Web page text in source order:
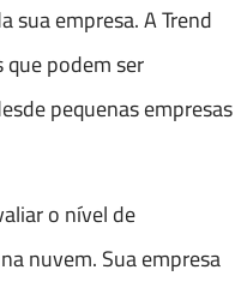
sua empresa. A Trend
podem ser
pequenas empresas
o nível de
nuvem. Sua empresa